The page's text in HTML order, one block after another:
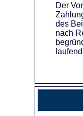
Der
des
nach